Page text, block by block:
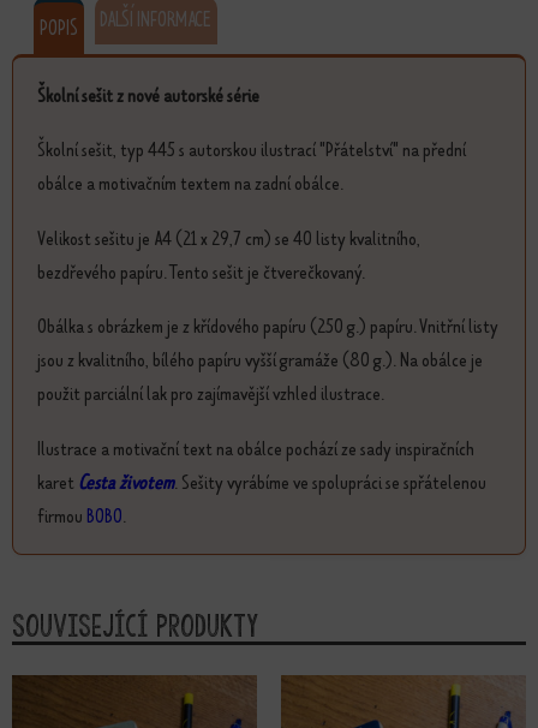
POPIS DALŠÍ INFORMACE
Školní sešit z nové autorské série
Školní sešit, typ 445 s autorskou ilustrací "Přátelství" na přední
obálce a motivačním textem na zadní obálce.
Velikost sešitu je A4 (21 x 29,7 cm) se 40 listy kvalitního,
bezdřevého papíru. Tento sešit je čtverečkovaný.
Obálka s obrázkem je z křídového papíru (250 g.) papíru. Vnitřní listy
jsou z kvalitního, bílého papíru vyšší gramáže (80 g.). Na obálce je
použit parciální lak pro zajímavější vzhled ilustrace.
Ilustrace a motivační text na obálce pochází ze sady inspiračních
karet Cesta životem. Sešity vyrábíme ve spolupráci se spřátelenou
firmou BOBO.
Související produkty